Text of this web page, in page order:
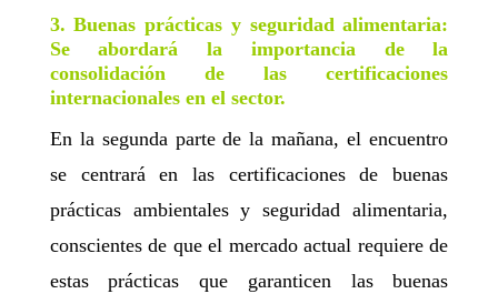
3.Buenas prácticas y seguridad alimentaria:
Se abordará la importancia de la
consolidación de las certificaciones
internacionales en el sector.
En la segunda parte de la mañana, el encuentro
se centrará en las certificaciones de buenas
prácticas ambientales y seguridad alimentaria,
conscientes de que el mercado actual requiere de
estas prácticas que garanticen las buenas